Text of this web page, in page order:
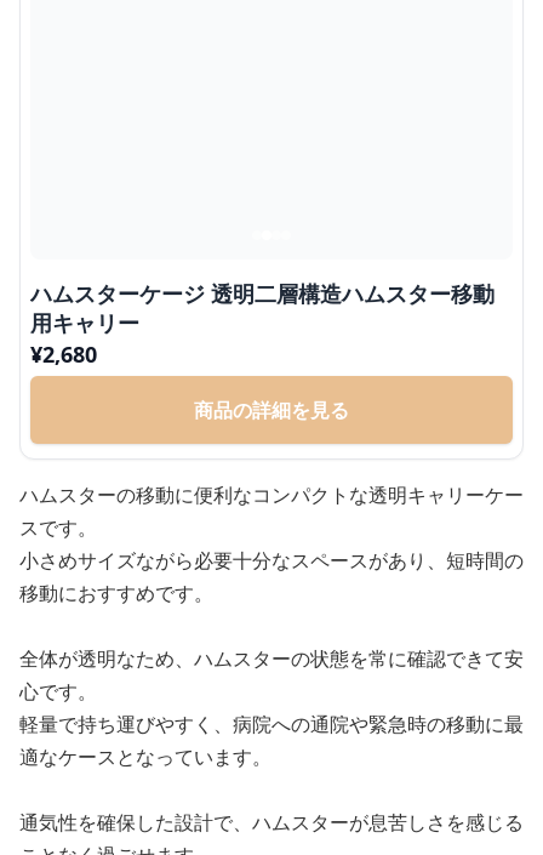
ハムスターケージ 透明二層構造ハムスター移動
用キャリー
¥2,680
商品の詳細を見る
ハムスターの移動に便利なコンパクトな透明キャリーケー
スです。
小さめサイズながら必要十分なスペースがあり、短時間の
移動におすすめです。
全体が透明なため、ハムスターの状態を常に確認できて安
心です。
軽量で持ち運びやすく、病院への通院や緊急時の移動に最
適なケースとなっています。
通気性を確保した設計で、ハムスターが息苦しさを感じる